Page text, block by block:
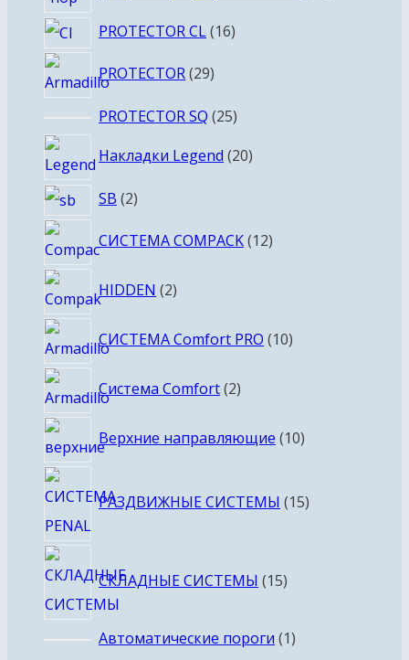
PROTECTOR CL 1616
PROTECTOR 2929
PROTECTOR SQ 2525
Накладки Legend 2020
SB 22
СИСТЕМА COMPACK 1212
HIDDEN 22
СИСТЕМА Comfort PRO 1010
Система Comfort 22
Верхние направляющие 1010
РАЗДВИЖНЫЕ СИСТЕМЫ 15товаров
СКЛАДНЫЕ СИСТЕМЫ 15товаров
Автоматические пороги 11